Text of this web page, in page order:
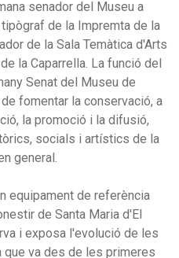
senador del Museu a
de la Impremta de la
de la Sala Temàtica d'Arts
la Caparrella. La funció del
Senat del Museu de
fomentar la conservació, a
la promoció i la difusió,
socials i artístics de la
general.
equipament de referència
de Santa Maria d'El
i exposa l'evolució de les
que va des de les primeres